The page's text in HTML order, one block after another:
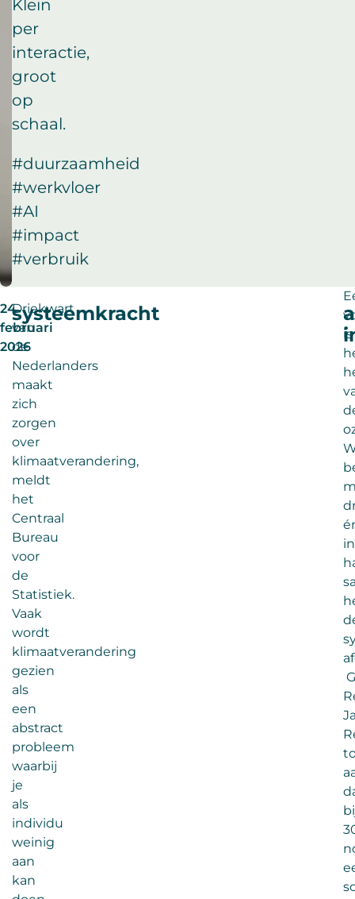
Klein
per
interactie,
groot
op
schaal.
#duurzaamheid
#werkvloer
#AI
#impact
#verbruik
24
februari
2026
Driekwart
van
de
Nederlanders
maakt
zich
zorgen
over
klimaatverandering,
meldt
het
Centraal
Bureau
voor
de
Statistiek.
Vaak
wordt
klimaatverandering
gezien
als
een
abstract
probleem
waarbij
je
als
individu
weinig
aan
kan
systeemkracht
is